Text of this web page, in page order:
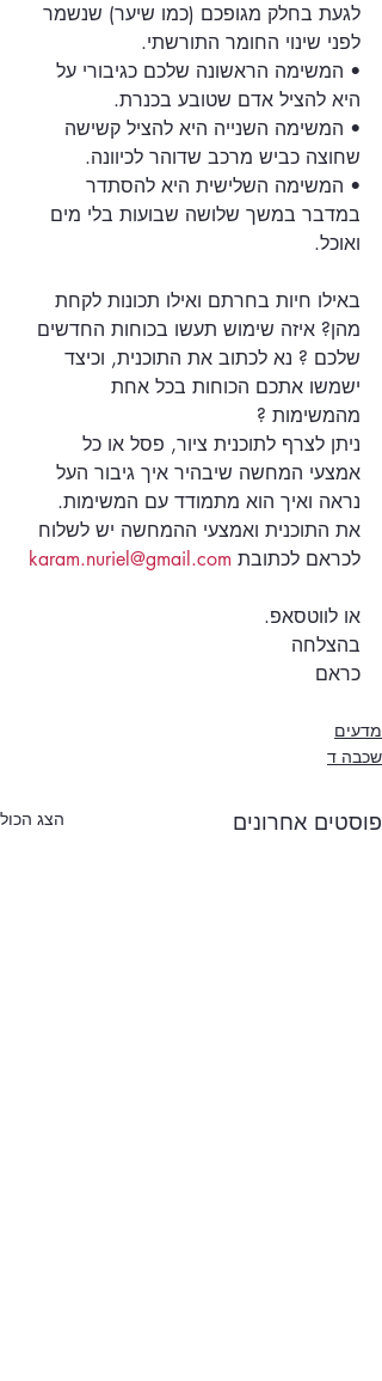
לגעת בחלק מגופכם (כמו שיער) שנשמר
לפני שינוי החומר התורשתי.
• המשימה הראשונה שלכם כגיבורי על
היא להציל אדם שטובע בכנרת.
• המשימה השנייה היא להציל קשישה
שחוצה כביש מרכב שדוהר לכיוונה.
• המשימה השלישית היא להסתדר
במדבר במשך שלושה שבועות בלי מים
ואוכל.
באילו חיות בחרתם ואילו תכונות לקחת
מהן? איזה שימוש תעשו בכוחות החדשים
שלכם ? נא לכתוב את התוכנית, וכיצד
ישמשו אתכם הכוחות בכל אחת
מהמשימות ?
ניתן לצרף לתוכנית ציור, פסל או כל
אמצעי המחשה שיבהיר איך גיבור העל
נראה ואיך הוא מתמודד עם המשימות.
את התוכנית ואמצעי ההמחשה יש לשלוח
לכראם לכתובת karam.nuriel@gmail.com
או לווטסאפ.
בהצלחה
כראם
מדעים
שכבה ד
פוסטים אחרונים הצג הכול